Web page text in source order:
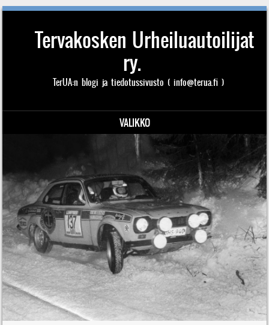
Tervakosken Urheiluautoilijat
ry.
TerUA:n blogi ja tiedotussivusto ( info@terua.fi )
VALIKKO